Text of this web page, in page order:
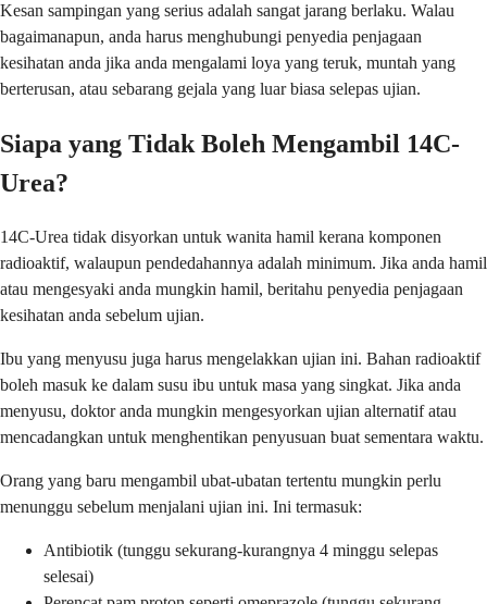
Kesan sampingan yang serius adalah sangat jarang berlaku. Walau
bagaimanapun, anda harus menghubungi penyedia penjagaan
kesihatan anda jika anda mengalami loya yang teruk, muntah yang
berterusan, atau sebarang gejala yang luar biasa selepas ujian.
Siapa yang Tidak Boleh Mengambil 14C-
Urea?
14C-Urea tidak disyorkan untuk wanita hamil kerana komponen
radioaktif, walaupun pendedahannya adalah minimum. Jika anda hamil
atau mengesyaki anda mungkin hamil, beritahu penyedia penjagaan
kesihatan anda sebelum ujian.
Ibu yang menyusu juga harus mengelakkan ujian ini. Bahan radioaktif
boleh masuk ke dalam susu ibu untuk masa yang singkat. Jika anda
menyusu, doktor anda mungkin mengesyorkan ujian alternatif atau
mencadangkan untuk menghentikan penyusuan buat sementara waktu.
Orang yang baru mengambil ubat-ubatan tertentu mungkin perlu
menunggu sebelum menjalani ujian ini. Ini termasuk:
Antibiotik (tunggu sekurang-kurangnya 4 minggu selepas
selesai)